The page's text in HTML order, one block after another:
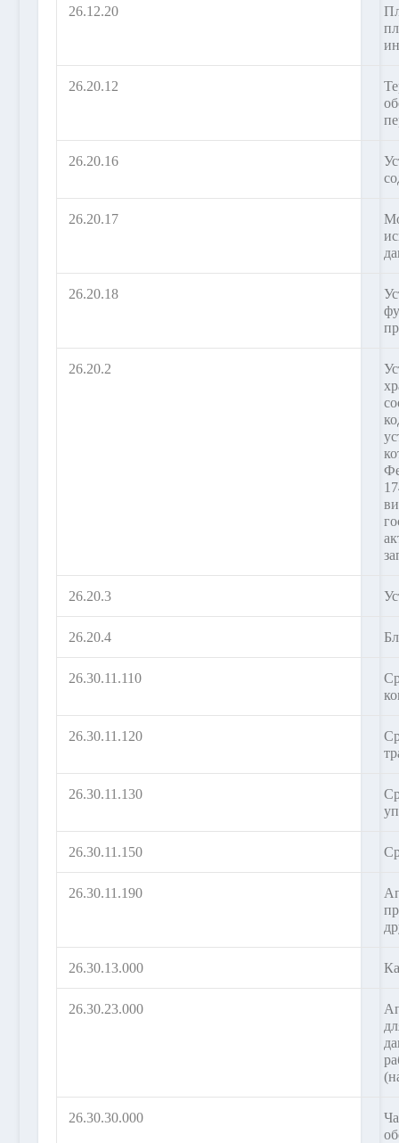
26.12.20
26.20.12
26.20.16
26.20.17
26.20.18
26.20.2
26.20.3
26.20.4
26.30.11.110
26.30.11.120
26.30.11.130
26.30.11.150
26.30.11.190
26.30.13.000
26.30.23.000
26.30.30.000